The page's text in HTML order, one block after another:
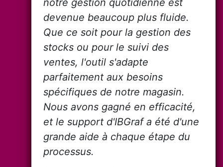
devenue beaucoup plus fluide.
Que ce soit pour la gestion des
stocks ou pour le suivi des
ventes, l'outil s'adapte
parfaitement aux besoins
spécifiques de notre magasin.
Nous avons gagné en efficacité,
et le support d'IBGraf a été d'une
grande aide à chaque étape du
processus.